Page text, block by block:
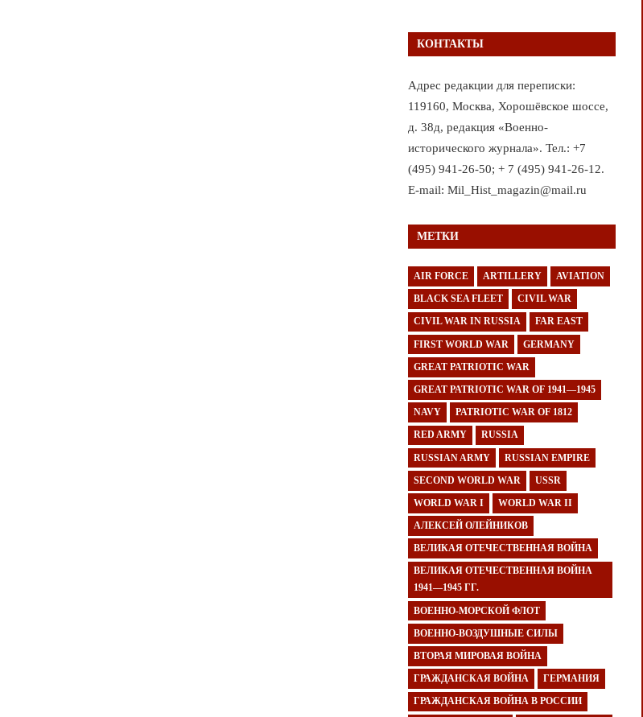
КОНТАКТЫ
Адрес редакции для переписки:
119160, Москва, Хорошёвское шоссе,
д. 38д, редакция «Военно-
исторического журнала». Тел.: +7
(495) 941-26-50; + 7 (495) 941-26-12.
E-mail: Mil_Hist_magazin@mail.ru
МЕТКИ
AIR FORCE ARTILLERY AVIATION
BLACK SEA FLEET CIVIL WAR
CIVIL WAR IN RUSSIA FAR EAST
FIRST WORLD WAR GERMANY
GREAT PATRIOTIC WAR
GREAT PATRIOTIC WAR OF 1941—1945
NAVY PATRIOTIC WAR OF 1812
RED ARMY RUSSIA
RUSSIAN ARMY RUSSIAN EMPIRE
SECOND WORLD WAR USSR
WORLD WAR I WORLD WAR II
АЛЕКСЕЙ ОЛЕЙНИКОВ
ВЕЛИКАЯ ОТЕЧЕСТВЕННАЯ ВОЙНА
ВЕЛИКАЯ ОТЕЧЕСТВЕННАЯ ВОЙНА
1941—1945 ГГ.
ВОЕННО-МОРСКОЙ ФЛОТ
ВОЕННО-ВОЗДУШНЫЕ СИЛЫ
ВТОРАЯ МИРОВАЯ ВОЙНА
ГРАЖДАНСКАЯ ВОЙНА ГЕРМАНИЯ
ГРАЖДАНСКАЯ ВОЙНА В РОССИИ